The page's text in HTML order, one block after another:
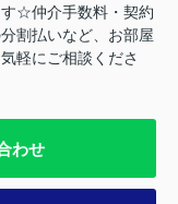
☆仲介手数料・契約
割払いなど、お部屋
軽にご相談くださ
わせ